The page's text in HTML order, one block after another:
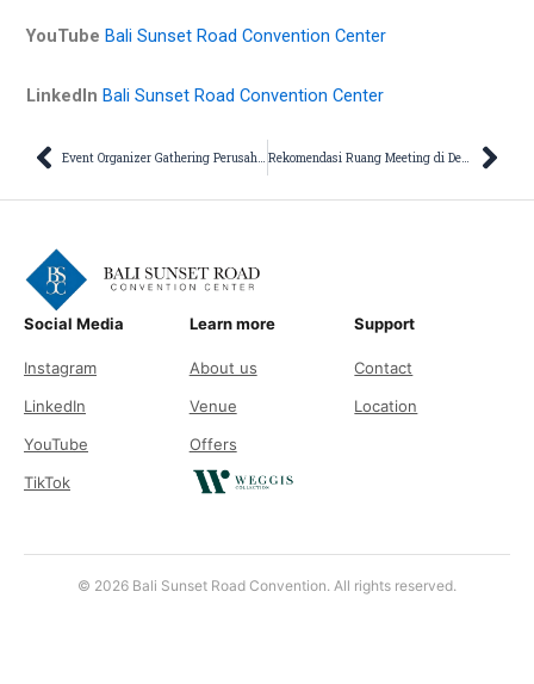
YouTube Bali Sunset Road Convention Center
LinkedIn Bali Sunset Road Convention Center
Prev Event Organizer Gathering Perusahaan: Panduan Lengkap untuk Acara Sukses Rekomendasi Ruang Meeting di Denpasar untuk Korporat dan Bisnis
Social Media
Instagram
LinkedIn
YouTube
TikTok
Learn more
About us
Venue
Offers
Support
Contact
Location
© 2026 Bali Sunset Road Convention. All rights reserved.